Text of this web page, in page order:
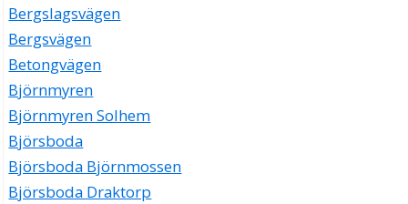
Bergslagsvägen
Bergsvägen
Betongvägen
Björnmyren
Björnmyren Solhem
Björsboda
Björsboda Björnmossen
Björsboda Draktorp